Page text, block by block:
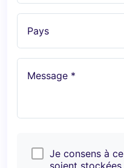
Pays
Message *
Je consens à
soient